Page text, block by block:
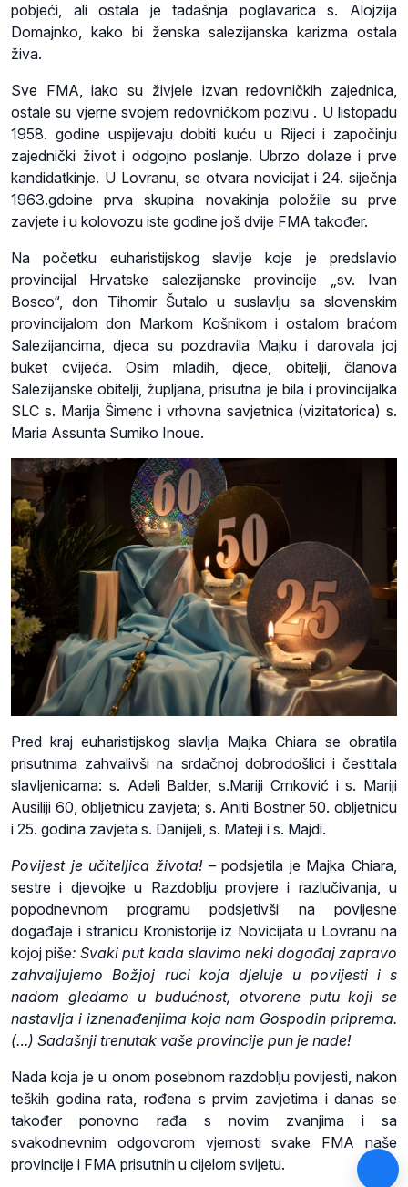
pobjeći, ali ostala je tadašnja poglavarica s. Alojzija
Domajnko, kako bi ženska salezijanska karizma ostala
živa.
Sve FMA, iako su živjele izvan redovničkih zajednica,
ostale su vjerne svojem redovničkom pozivu . U listopadu
1958. godine uspijevaju dobiti kuću u Rijeci i započinju
zajednički život i odgojno poslanje. Ubrzo dolaze i prve
kandidatkinje. U Lovranu, se otvara novicijat i 24. siječnja
1963.gdoine prva skupina novakinja položile su prve
zavjete i u kolovozu iste godine još dvije FMA također.
Na početku euharistijskog slavlje koje je predslavio
provincijal Hrvatske salezijanske provincije „sv. Ivan
Bosco“, don Tihomir Šutalo u suslavlju sa slovenskim
provincijalom don Markom Košnikom i ostalom braćom
Salezijancima, djeca su pozdravila Majku i darovala joj
buket cvijeća. Osim mladih, djece, obitelji, članova
Salezijanske obitelji, župljana, prisutna je bila i provincijalka
SLC s. Marija Šimenc i vrhovna savjetnica (vizitatorica) s.
Maria Assunta Sumiko Inoue.
Pred kraj euharistijskog slavlja Majka Chiara se obratila
prisutnima zahvalivši na srdačnoj dobrodošlici i čestitala
slavljenicama: s. Adeli Balder, s.Mariji Crnković i s. Mariji
Ausiliji 60, obljetnicu zavjeta; s. Aniti Bostner 50. obljetnicu
i 25. godina zavjeta s. Danijeli, s. Mateji i s. Majdi.
Povijest je učiteljica života! –podsjetila je Majka Chiara,
sestre i djevojke u Razdoblju provjere i razlučivanja, u
popodnevnom programu podsjetivši na povijesne
događaje i stranicu Kronistorije iz Novicijata u Lovranu na
kojoj piše: Svaki put kada slavimo neki događaj zapravo
zahvaljujemo Božjoj ruci koja djeluje u povijesti i s
nadom gledamo u budućnost, otvorene putu koji se
nastavlja i iznenađenjima koja nam Gospodin priprema.
(…) Sadašnji trenutak vaše provincije pun je nade!
Nada koja je u onom posebnom razdoblju povijesti, nakon
teških godina rata, rođena s prvim zavjetima i danas se
također ponovno rađa s novim zvanjima i sa
svakodnevnim odgovorom vjernosti svake FMA naše
provincije i FMA prisutnih u cijelom svijetu.